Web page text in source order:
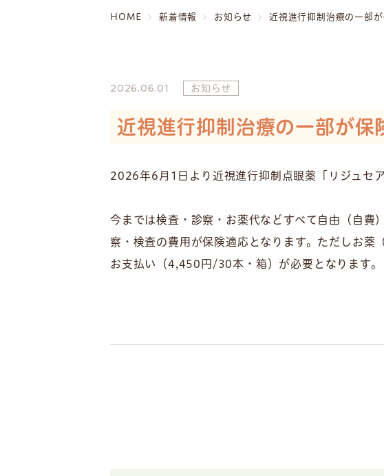
HOME 新着情報 お知らせ 近視進行抑制治療の一部
2026.06.01 お知らせ
近視進行抑制治療の一部が保
2026年6月1日より近視進行抑制点眼薬「リジュセ
今までは検査・診察・お薬代などすべて自由（自
察・検査の費用が保険適応となります。ただしお
お支払い（4,450円/30本・箱）が必要となります。